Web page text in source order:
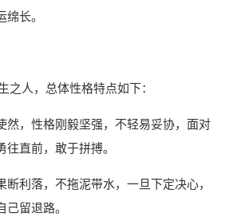
长。
之人，总体性格特点如下：
然，性格刚毅坚强，不轻易妥协，面对
直前，敢于拼搏。
断利落，不拖泥带水，一旦下定决心，
留退路。